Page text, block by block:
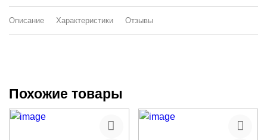
Описание Характеристики Отзывы
Похожие товары